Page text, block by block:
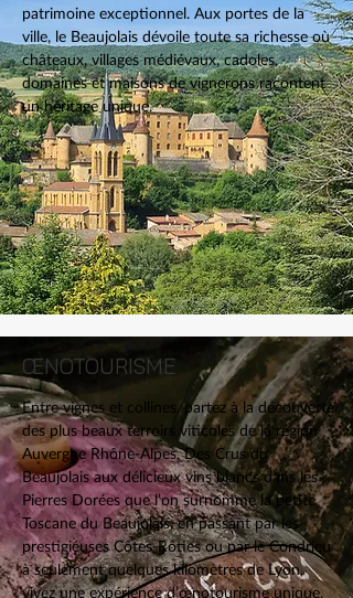
patrimoine exceptionnel. Aux portes de la
ville, le Beaujolais dévoile toute sa richesse où
châteaux, villages médiévaux, cadoles,
domaines et maisons de vignerons racontent
un héritage unique.
ŒNOTOURISME
Entre vignes et collines, partez à la découverte
des plus beaux terroirs viticoles de la région
Auvergne Rhône-Alpes. Des Crus du
Beaujolais aux délicieux vins blancs dans les
Pierres Dorées que l’on surnomme la petite
Toscane du Beaujolais, en passant par les
prestigieuses Côtes-Rôties ou par le Condrieu
à seulement quelques kilomètres de Lyon,
vivez une expérience d’œnotourisme unique.